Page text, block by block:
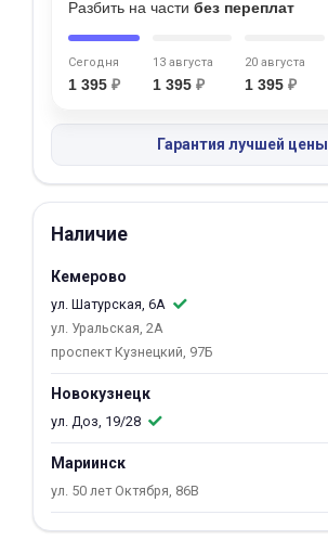
Разбить на части без переплат
Сегодня
1 395 ₽
13 августа
1 395 ₽
20 августа
1 395 ₽
Гарантия лучшей цены
Наличие
Кемерово
ул. Шатурская, 6А
ул. Уральская, 2А
проспект Кузнецкий, 97Б
Новокузнецк
ул. Доз, 19/28
Мариинск
ул. 50 лет Октября, 86В
8 800 302-02-51
plait.ru